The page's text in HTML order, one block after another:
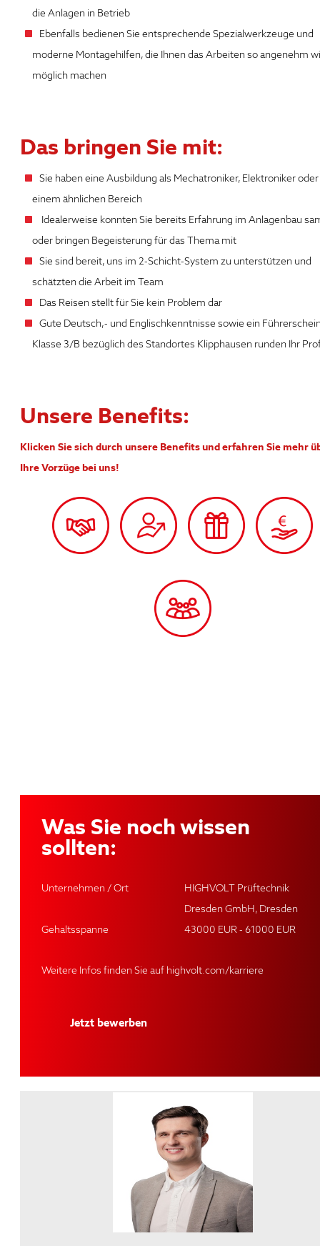
die Anlagen in Betrieb
Ebenfalls bedienen Sie entsprechende Spezialwerkzeuge und
moderne Montagehilfen, die Ihnen das Arbeiten so angenehm
möglich machen
Das bringen Sie mit:
Sie haben eine Ausbildung als Mechatroniker, Elektroniker
einem ähnlichen Bereich
Idealerweise konnten Sie bereits Erfahrung im Anlagenbau
oder bringen Begeisterung für das Thema mit
Sie sind bereit, uns im 2-Schicht-System zu unterstützen und
schätzten die Arbeit im Team
Das Reisen stellt für Sie kein Problem dar
Gute Deutsch,- und Englischkenntnisse sowie ein
Klasse 3/B bezüglich des Standortes Klipphausen runden Ihr
Unsere Benefits:
Klicken Sie sich durch unsere Benefits und erfahren Sie mehr
Ihre Vorzüge bei uns!
Was Sie noch wissen
sollten:
Unternehmen / Ort
HIGHVOLT Prüftechnik
Dresden GmbH, Dresden
Gehaltsspanne
43000 EUR - 61000 EUR
Weitere Infos finden Sie auf highvolt.com/karriere
Jetzt bewerben